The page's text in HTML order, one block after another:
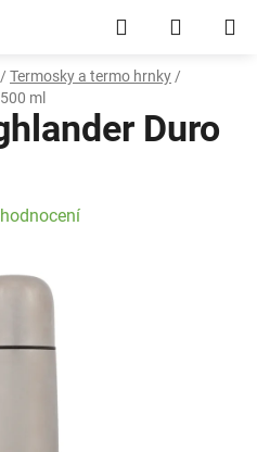
Hledat
/ Termosky a termo hrnky /
ml
Duro